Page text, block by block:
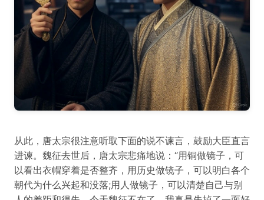
从此，唐太宗很注意听取下面的说不谏言，鼓励大臣直言
进谏。魏征去世后，唐太宗悲痛地说：“用铜做镜子，可
以看出衣帽穿着是否整齐，用历史做镜子，可以明白各个
朝代为什么兴起和没落;用人做镜子，可以清楚自己与别